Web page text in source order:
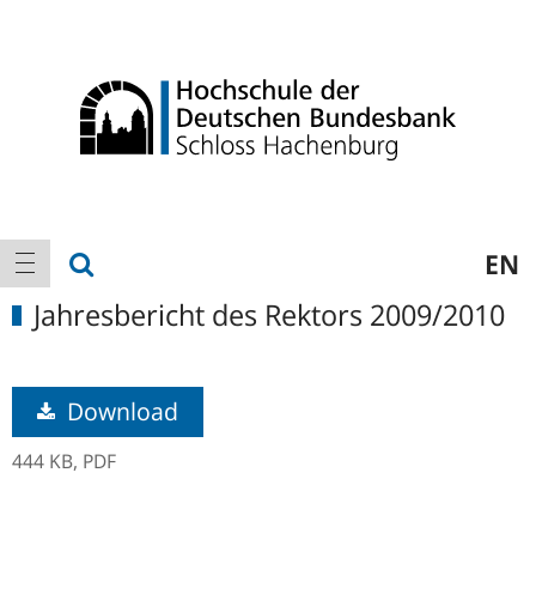
Hauptnavigation
Navigation anzeigen EN
Jahresbericht des Rektors 2009/2010
Download
444 KB, PDF